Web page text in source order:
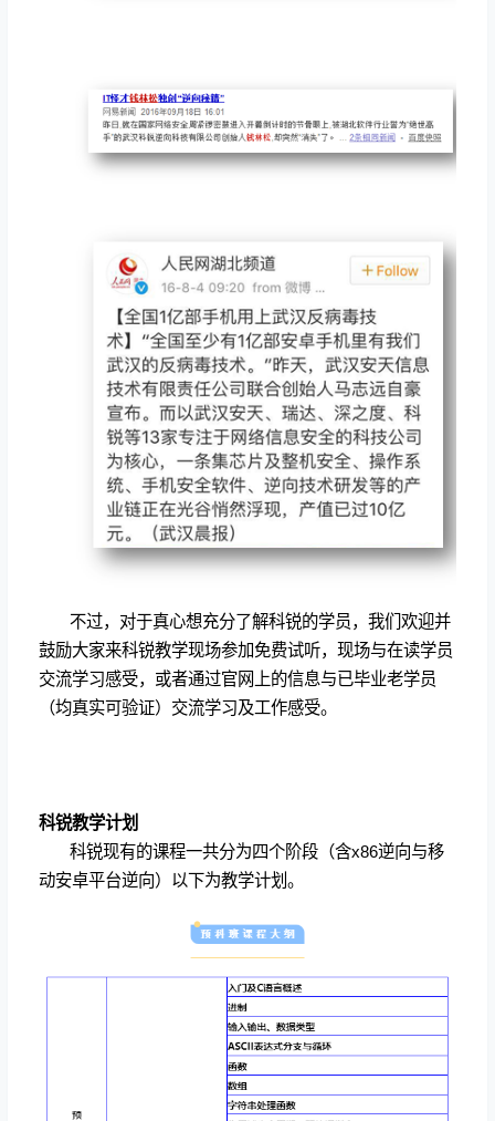
不过，对于真心想充分了解科锐的学员，我们欢迎并
鼓励大家来科锐教学现场参加免费试听，现场与在读学员
交流学习感受，或者通过官网上的信息与已毕业老学员
（均真实可验证）交流学习及工作感受。
科锐教学计划
科锐现有的课程一共分为四个阶段（含x86逆向与移
动安卓平台逆向）以下为教学计划。